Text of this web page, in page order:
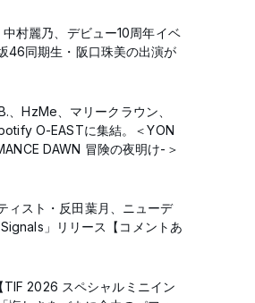
村麗乃、デビュー10周年イベ
46同期生・阪口珠美の出演が
、HzMe、マリークラウン、
O-EASTに集結。＜YON
DAWN 冒険の夜明け-＞
ィスト・反田葉月、ニューデ
」リリース【コメントあ
TIF 2026 スペシャルミニイン